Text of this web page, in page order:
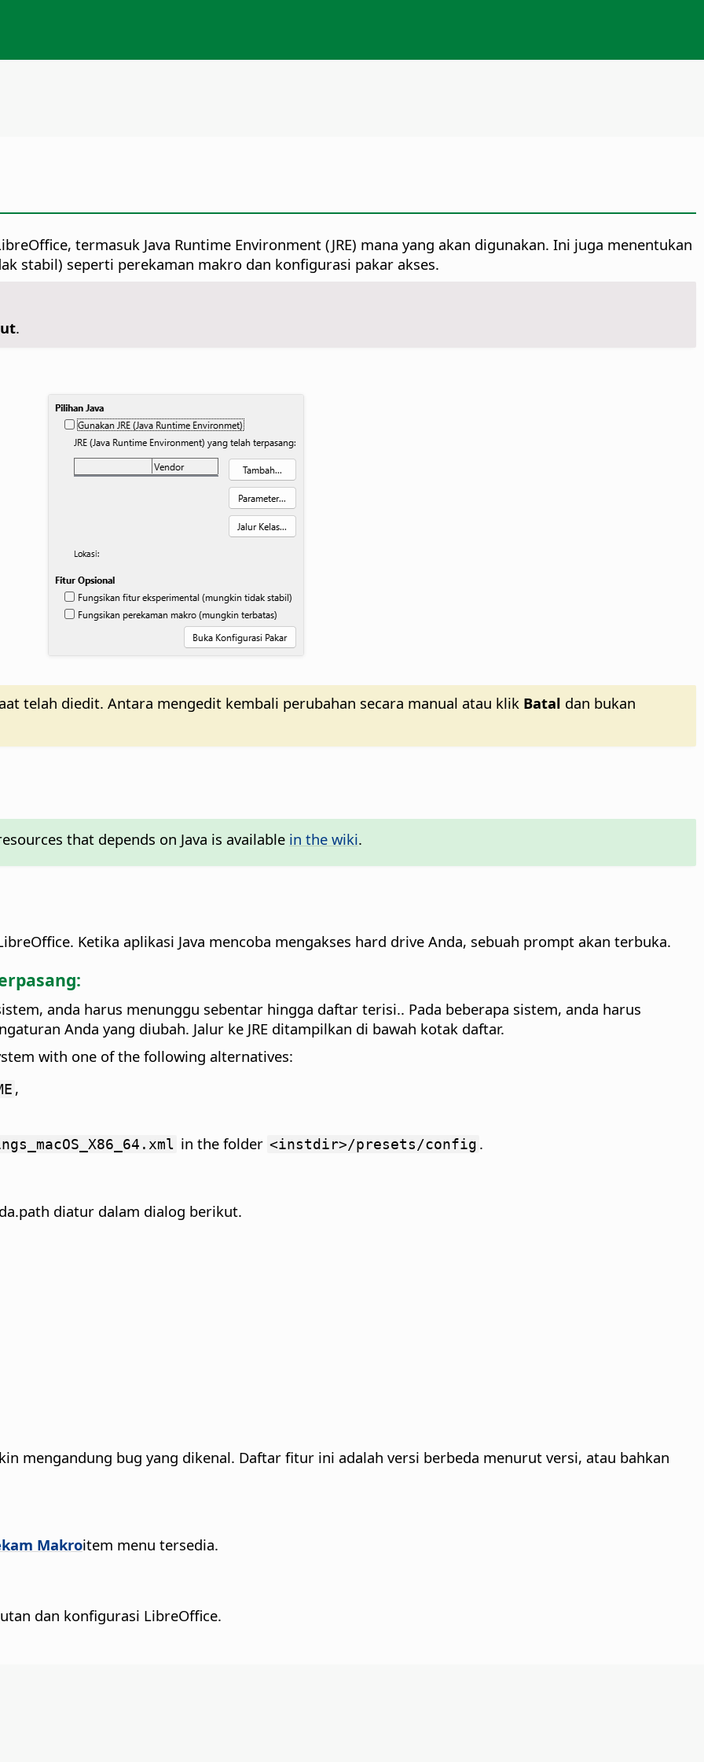
termasuk Java Runtime Environment (JRE) mana yang akan digunakan. Ini juga menentukan
stabil) seperti perekaman makro dan konfigurasi pakar akses.
.
telah diedit. Antara mengedit kembali perubahan secara manual atau klik Batal dan bukan
that depends on Java is available in the wiki.
Ketika aplikasi Java mencoba mengakses hard drive Anda, sebuah prompt akan terbuka.
anda harus menunggu sebentar hingga daftar terisi.. Pada beberapa sistem, anda harus
Anda yang diubah. Jalur ke JRE ditampilkan di bawah kotak daftar.
with one of the following alternatives:
,
in the folder <instdir>/presets/config .
path diatur dalam dialog berikut.
mengandung bug yang dikenal. Daftar fitur ini adalah versi berbeda menurut versi, atau bahkan
Makroitem menu tersedia.
dan konfigurasi LibreOffice.